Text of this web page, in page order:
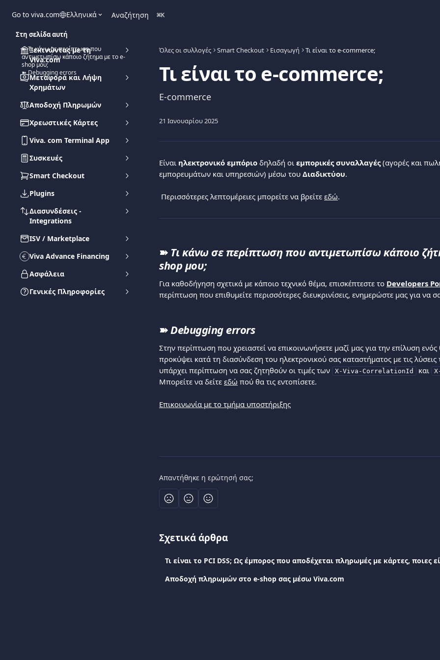
Go to viva.com Ελληνικά Αναζήτηση ⌘K
Ξεκινώντας με τη
Viva.com
Μεταφορά και Λήψη
Χρημάτων
Αποδοχή Πληρωμών
Χρεωστικές Κάρτες
Viva. com Terminal App
Συσκευές
Smart Checkout
Plugins
Διασυνδέσεις -
Integrations
ISV / Marketplace
Viva Advance Financing
Ασφάλεια
Γενικές Πληροφορίες
Όλες οι συλλογές Smart Checkout Εισαγωγή Τι είναι το e-commerce;
Τι είναι το e-commerce;
E-commerce
21 Ιανουαρίου 2025
Είναι ηλεκτρονικό εμπόριο δηλαδή οι εμπορικές συναλλαγές (αγορές και
εμπορευμάτων και υπηρεσιών) μέσω του Διαδικτύου.
Περισσότερες λεπτομέρειες μπορείτε να βρείτε εδώ.
➽ Τι κάνω σε περίπτωση που αντιμετωπίσω κάποιο
shop μου;
Για καθοδήγηση σχετικά με κάποιο τεχνικό θέμα, επισκέπτεστε το Developers
περίπτωση που επιθυμείτε περισσότερες διευκρινίσεις, ενημερώστε μας για να
➽Debugging errors
Στην περίπτωση που χρειαστεί να επικοινωνήσετε μαζί μας για την επίλυση ενός
προκύψει κατά τη διασύνδεση του ηλεκτρονικού σας καταστήματος με τις
υπάρχει περίπτωση να σας ζητηθούν οι τιμές των
X-Viva-CorrelationId και
Μπορείτε να δείτε εδώ πού θα τις εντοπίσετε.
Επικοινωνία με το τμήμα υποστήριξης
Απαντήθηκε η ερώτησή σας;
Σχετικά άρθρα
Αποδοχή πληρωμών στο e-shop σας μέσω Viva.com
Στη σελίδα αυτή
➽ Τι κάνω σε περίπτωση που
αντιμετωπίσω κάποιο ζήτημα με το e-
shop μου;
➽ Debugging errors